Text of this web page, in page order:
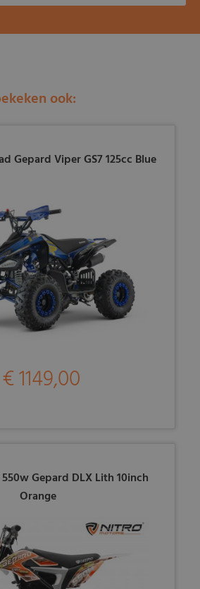
ook:
Gepard Viper GS7 125cc Blue
€ 1149,00
Gepard DLX Lith 10inch
Orange